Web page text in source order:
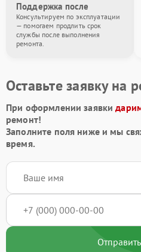
Поддержка после
Консультируем по эксплуатации
— помогаем продлить срок
службы после выполнения
ремонта.
Оставьте заявку на
При оформлении заявки
ремонт!
Заполните поля ниже и мы
время.